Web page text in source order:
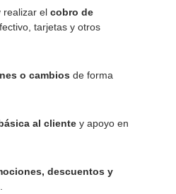
realizar el cobro de
tarjetas y otros
o cambios de forma
al clientey apoyo en
descuentos y